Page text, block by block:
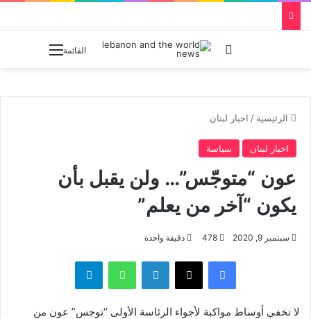
القائمة
الرئيسية / اخبار لبنان
اخبار لبنان سياسة
عون “متوجّس”… ولن يقبل بأن
يكون “آخر من يعلم”
سبتمبر 9, 2020 478 دقيقة واحدة
فيسبوك ‫X لينكدإن واتساب تيلقرام
لا تخفي أوساط مواكبة لأجواء الرئاسة الأولى “توجس” عون من